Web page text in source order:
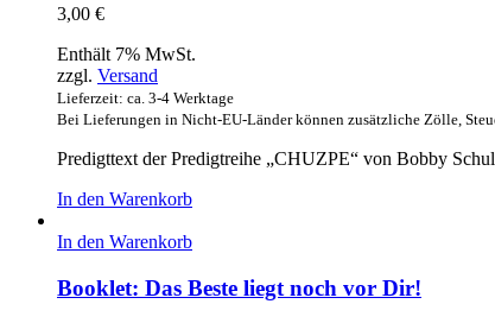
3,00 €
Enthält 7% MwSt.
zzgl. Versand
Lieferzeit: ca. 3-4 Werktage
Bei Lieferungen in Nicht-EU-Länder können zusätzliche Zölle,
Predigttext der Predigtreihe „CHUZPE“ von Bobby
In den Warenkorb
In den Warenkorb
Booklet: Das Beste liegt noch vor Dir!